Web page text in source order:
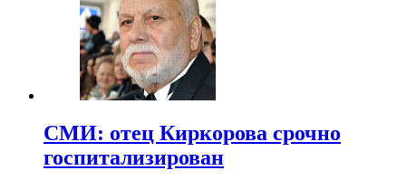
СМИ: отец Киркорова срочно
госпитализирован